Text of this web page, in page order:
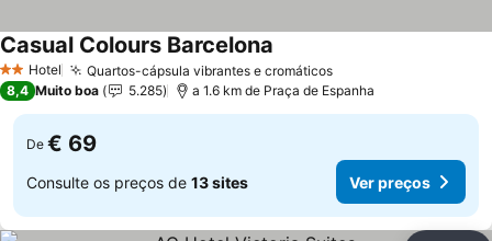
2 Estrelas
Hotel Quartos-cápsula vibrantes e cromáticos
Casual Colours Barcelona
8,4 Muito boa 5.285 a 1.6 km de Praça de Espanha
De € 69
Consulte os preços de 13 sites Ver preços